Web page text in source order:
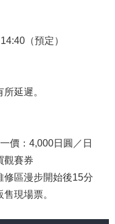
（預定）
延遲。
價：4,000日圓／日
觀賽券
區漫步開始後15分
現場票。